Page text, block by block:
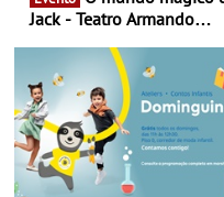
Jack - Teatro Armando